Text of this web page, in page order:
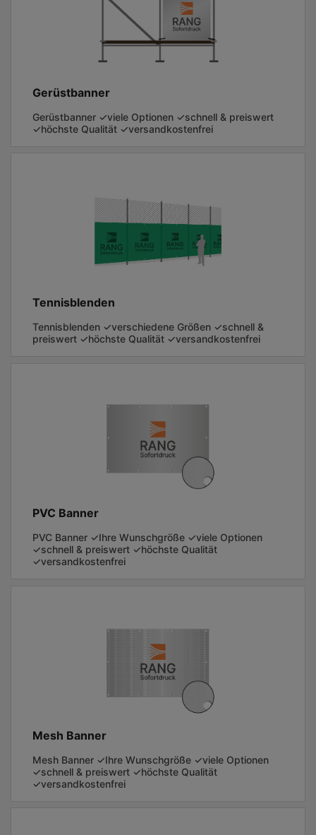
Gerüstbanner
Gerüstbanner ✓viele Optionen ✓schnell & preiswert
✓höchste Qualität ✓versandkostenfrei
Tennisblenden
Tennisblenden ✓verschiedene Größen ✓schnell &
preiswert ✓höchste Qualität ✓versandkostenfrei
PVC Banner
PVC Banner ✓Ihre Wunschgröße ✓viele Optionen
✓schnell & preiswert ✓höchste Qualität
✓versandkostenfrei
Mesh Banner
Mesh Banner ✓Ihre Wunschgröße ✓viele Optionen
✓schnell & preiswert ✓höchste Qualität
✓versandkostenfrei